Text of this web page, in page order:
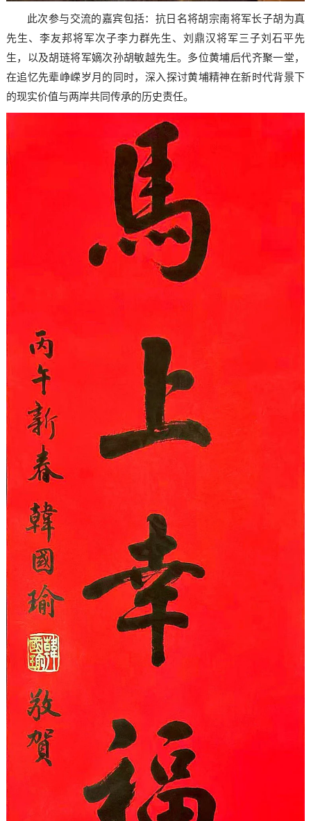
此次参与交流的嘉宾包括：抗日名将胡宗南将军长子胡为真
先生、李友邦将军次子李力群先生、刘鼎汉将军三子刘石平先
生，以及胡琏将军嫡次孙胡敏越先生。多位黄埔后代齐聚一堂，
在追忆先辈峥嵘岁月的同时，深入探讨黄埔精神在新时代背景下
的现实价值与两岸共同传承的历史责任。